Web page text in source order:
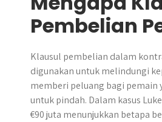
Pembelian
Klausul pembelian dalam
digunakan untuk melindungi
memberi peluang bagi pemain
untuk pindah. Dalam kasus
€90 juta menunjukkan betapa